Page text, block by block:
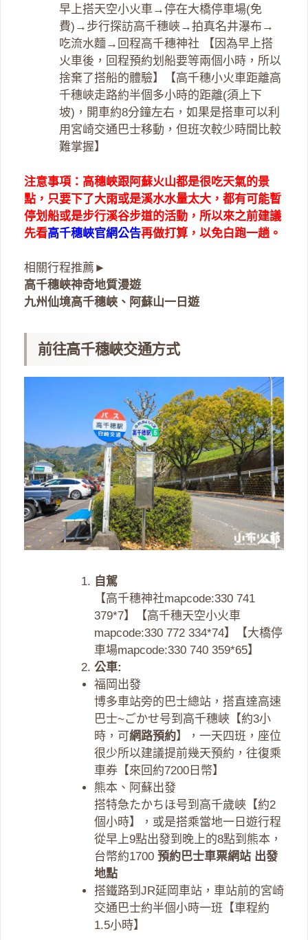
早上搭天空小火車→停在大橋停車場(免
費)→步行探訪高千穗峽→拍真名井瀑布→
吃流水麵→回程高千穗神社 【因為早上搭
火車後，回程預約划船要等兩個小時，所以
捨棄了搭船的體驗】【高千穗小火車距離高
千穗峽走路約半個多小時的距離(須上下
坡)，開車約8分鐘左右，如果是搭車可以利
用宮崎交通巴士移動，但班次較少時間比較
難掌握】
注意事項：高穗峽跟阿蘇火山都是很吃天氣的景
點，只要下了大雨或是溪水水量太大，都有可能暫
停划船或是步行溪谷步道的活動，所以來之前建議
先看高千穗峽官網公告再做打算，以免白跑一趟。
相關行程推薦►
高千穗峽神奇地質漫遊
九州仙境高千穗峽、阿蘇山一日遊
前往高千穗峽交通方式
自駕
【高千穗神社mapcode:330 741
379*7】【高千穗天空小火車
mapcode:330 772 334*74】【大橋停
車場mapcode:330 740 359*65】
公車:
福岡出發
博多車站旁的巴士總站，搭直達高速
巴士~ごかせ号到高千穗峽【約3小
時，可網路預約】，一天四班，座位
很少所以建議提前幾天預約，往復乘
車券【來回約7200日幣】
熊本、阿蘇出發
搭特急たかちほ号到高千歲峽【約2
個小時】，或是搭乘當地一日遊行程
從早上9點出發到晚上的8點到熊本，
台幣約1700 預約巴士車票網站 出發
地點
搭鐵路到JR延岡車站，車站前的宮崎
交通巴士約半個小時一班【車程約
1.5小時】